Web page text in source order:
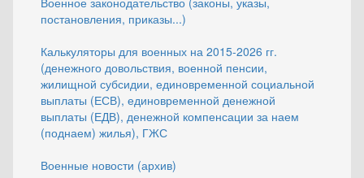
постановления, приказы...)
Калькуляторы для военных на 2015-2026 гг.
(денежного довольствия, военной пенсии,
жилищной субсидии, единовременной социальной
выплаты (ЕСВ), единовременной денежной
выплаты (ЕДВ), денежной компенсации за наем
(поднаем) жилья), ГЖС
Военные новости (архив)